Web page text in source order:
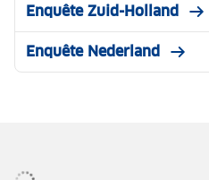
Enquête Zuid-Holland
Enquête Nederland